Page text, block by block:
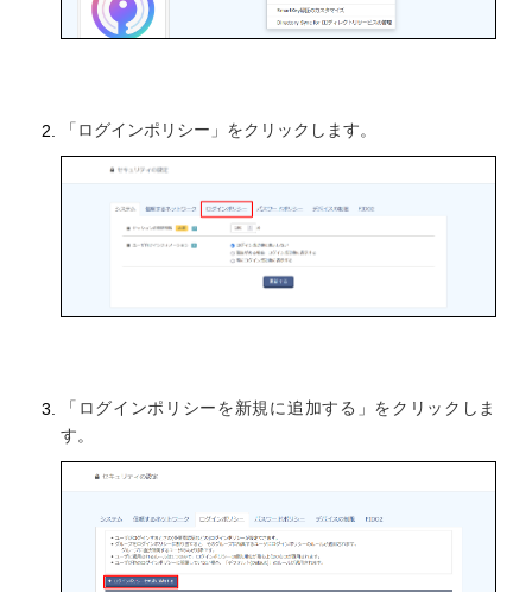
「ログインポリシー」をクリックします。
「ログインポリシーを新規に追加する」をクリックしま
す。